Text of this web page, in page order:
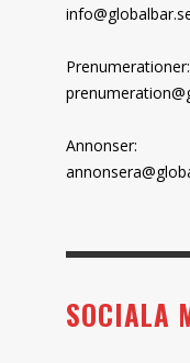
Prenumerationer:
Annonser:
SOCIALA